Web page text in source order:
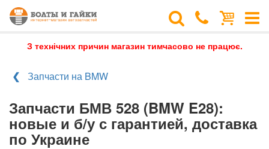
З технічних причин магазин тимчасово не працює.
Запчасти на BMW
Запчасти БМВ 528 (BMW E28):
новые и б/у с гарантией, доставка
по Украине